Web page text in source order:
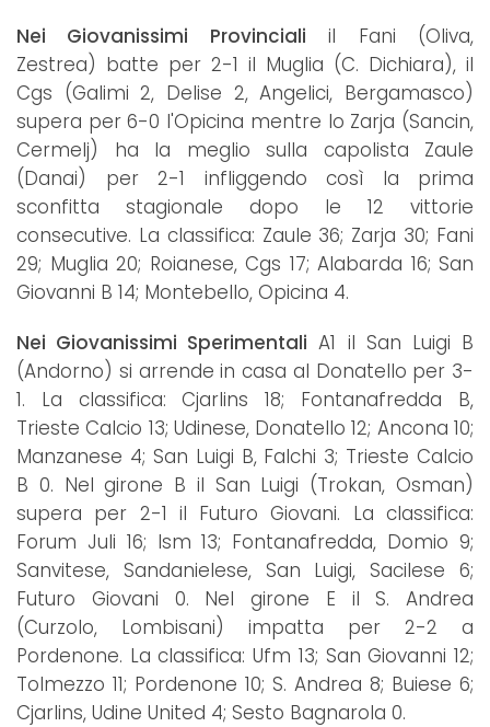
Nei Giovanissimi Provinciali il Fani (Oliva,
Zestrea) batte per 2-1 il Muglia (C. Dichiara), il
Cgs (Galimi 2, Delise 2, Angelici, Bergamasco)
supera per 6-0 l'Opicina mentre lo Zarja (Sancin,
Cermelj) ha la meglio sulla capolista Zaule
(Danai) per 2-1 infliggendo così la prima
sconfitta stagionale dopo le 12 vittorie
consecutive. La classifica: Zaule 36; Zarja 30; Fani
29; Muglia 20; Roianese, Cgs 17; Alabarda 16; San
Giovanni B 14; Montebello, Opicina 4.
Nei Giovanissimi Sperimentali A1 il San Luigi B
(Andorno) si arrende in casa al Donatello per 3-
1. La classifica: Cjarlins 18; Fontanafredda B,
Trieste Calcio 13; Udinese, Donatello 12; Ancona 10;
Manzanese 4; San Luigi B, Falchi 3; Trieste Calcio
B 0. Nel girone B il San Luigi (Trokan, Osman)
supera per 2-1 il Futuro Giovani. La classifica:
Forum Juli 16; Ism 13; Fontanafredda, Domio 9;
Sanvitese, Sandanielese, San Luigi, Sacilese 6;
Futuro Giovani 0. Nel girone E il S. Andrea
(Curzolo, Lombisani) impatta per 2-2 a
Pordenone. La classifica: Ufm 13; San Giovanni 12;
Tolmezzo 11; Pordenone 10; S. Andrea 8; Buiese 6;
Cjarlins, Udine United 4; Sesto Bagnarola 0.